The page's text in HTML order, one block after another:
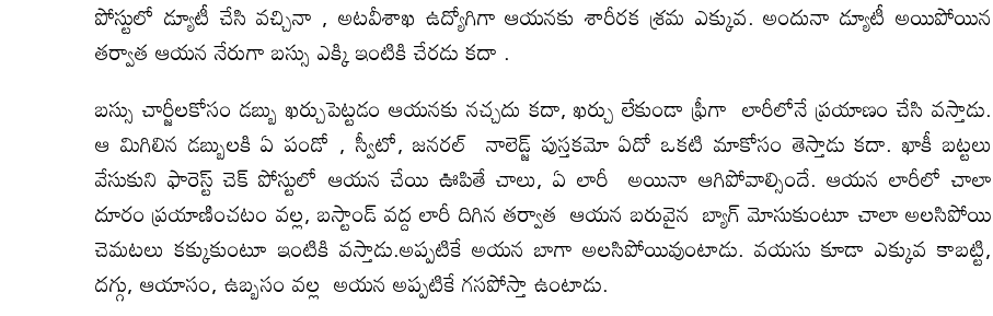
పోస్టులో డ్యూటీ చేసి వచ్చినా , అటవీశాఖ ఉద్యోగిగా ఆయనకు శారీరక శ్రమ ఎక్కువ. అందునా డ్యూటీ అయిపోయిన
తర్వాత ఆయన నేరుగా బస్సు ఎక్కి ఇంటికి చేరడు కదా .
బస్సు చార్జీలకోసం డబ్బు ఖర్చుపెట్టడం ఆయనకు నచ్చదు కదా, ఖర్చు లేకుండా ఫ్రీగా లారీలోనే ప్రయాణం చేసి వస్తాడు.
ఆ మిగిలిన డబ్బులకి ఏ పండో , స్వీటో, జనరల్ నాలెడ్జ్ పుస్తకమో ఏదో ఒకటి మాకోసం తెస్తాడు కదా. ఖాకీ బట్టలు
వేసుకుని ఫారెస్ట్ చెక్ పోస్టులో ఆయన చేయి ఊపితే చాలు, ఏ లారీ అయినా ఆగిపోవాల్సిందే. ఆయన లారీలో చాలా
దూరం ప్రయాణించటం వల్ల, బస్టాండ్ వద్ద లారీ దిగిన తర్వాత ఆయన బరువైన బ్యాగ్ మోసుకుంటూ చాలా అలసిపోయి
చెమటలు కక్కుకుంటూ ఇంటికి వస్తాడు.అప్పటికే అయన బాగా అలసిపోయివుంటాడు. వయసు కూడా ఎక్కువ కాబట్టి,
దగ్గు, ఆయాసం, ఉబ్బసం వల్ల అయన అప్పటికే గసపోస్తా ఉంటాడు.